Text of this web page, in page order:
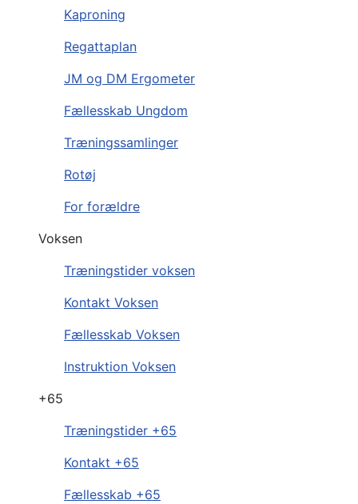
Kaproning
Regattaplan
JM og DM Ergometer
Fællesskab Ungdom
Træningssamlinger
Rotøj
For forældre
Voksen
Træningstider voksen
Kontakt Voksen
Fællesskab Voksen
Instruktion Voksen
+65
Træningstider +65
Kontakt +65
Fællesskab +65